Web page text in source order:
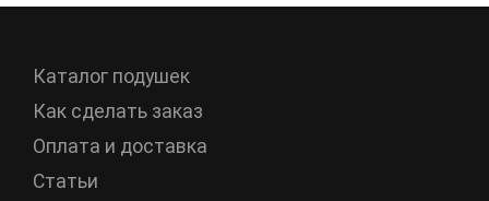
Каталог подушек
Как сделать заказ
Оплата и доставка
Статьи